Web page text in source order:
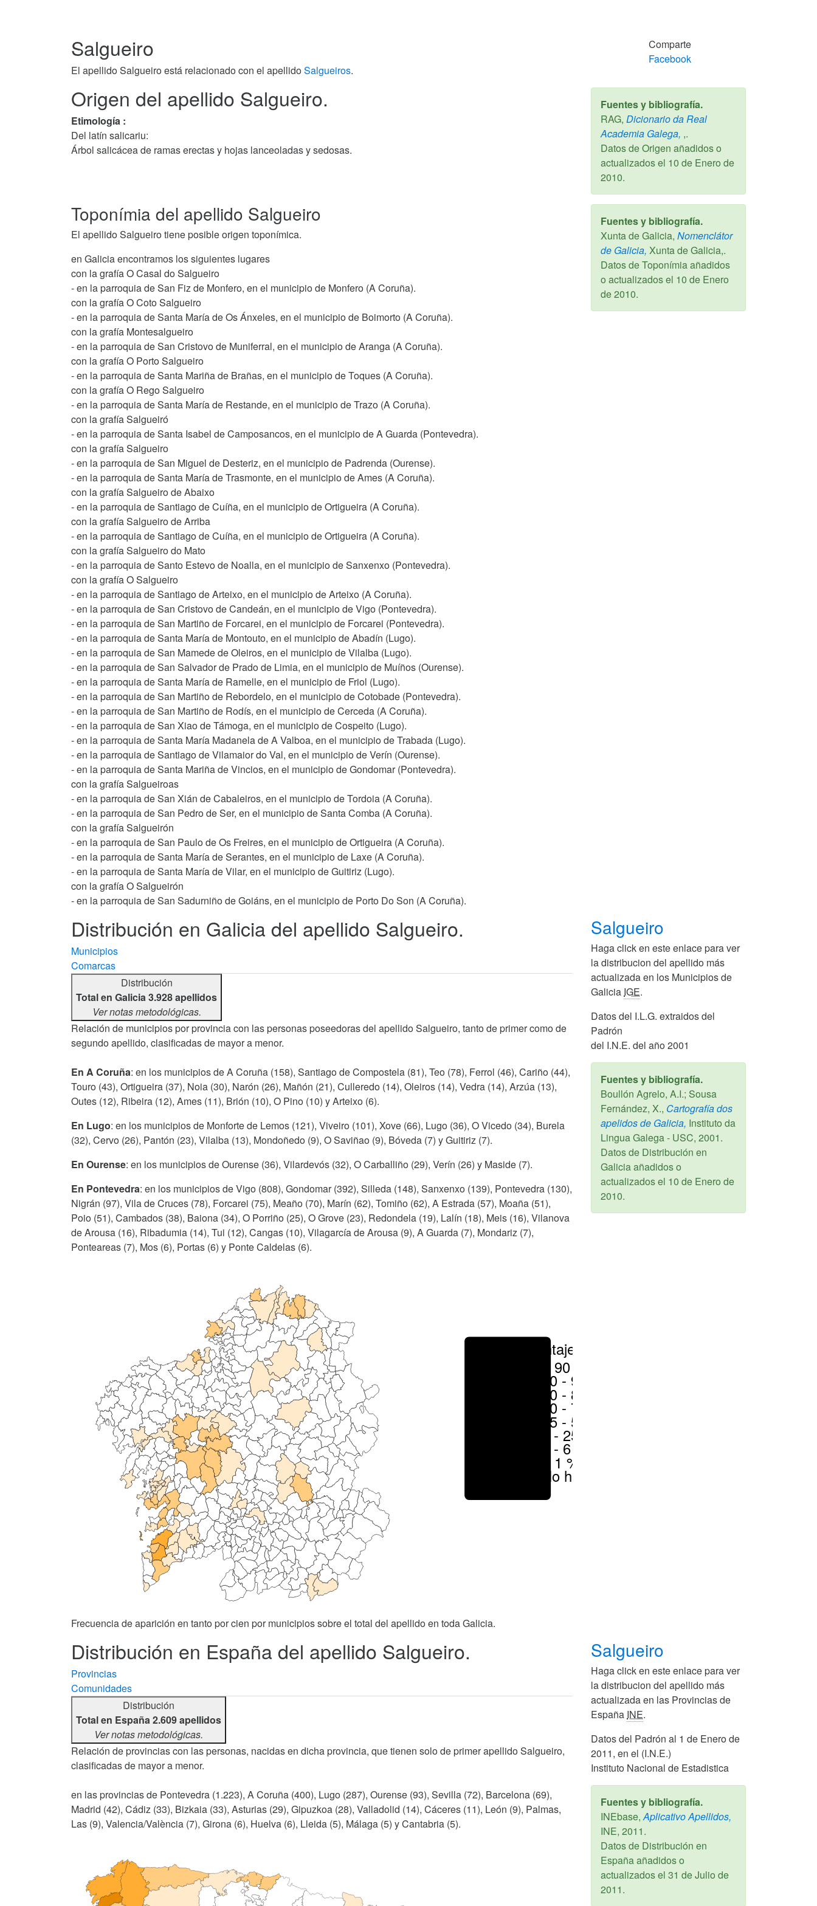
Salgueiro
El apellido Salgueiro está relacionado con el apellidoSalgueiros.
Comparte
Facebook
Origen del apellido Salgueiro.
Etimología :
Del latín salicariu:
Árbol salicácea de ramas erectas y hojas lanceoladas y sedosas.
Fuentes y bibliografía.
RAG, Dicionario da Real
Academia Galega, ,.
Datos de Origen añadidos o
actualizados el 10 de Enero de
2010.
Toponímia del apellido Salgueiro
El apellido Salgueiro tiene posible origen toponímica.
en Galicia encontramos los siguientes lugares
con la grafía O Casal do Salgueiro
- en la parroquia de San Fiz de Monfero, en el municipio de Monfero (A Coruña).
con la grafía O Coto Salgueiro
- en la parroquia de Santa María de Os Ánxeles, en el municipio de Boimorto (A Coruña).
con la grafía Montesalgueiro
- en la parroquia de San Cristovo de Muniferral, en el municipio de Aranga (A Coruña).
con la grafía O Porto Salgueiro
- en la parroquia de Santa Mariña de Brañas, en el municipio de Toques (A Coruña).
con la grafía O Rego Salgueiro
- en la parroquia de Santa María de Restande, en el municipio de Trazo (A Coruña).
con la grafía Salgueiró
- en la parroquia de Santa Isabel de Camposancos, en el municipio de A Guarda (Pontevedra).
con la grafía Salgueiro
- en la parroquia de San Miguel de Desteriz, en el municipio de Padrenda (Ourense).
- en la parroquia de Santa María de Trasmonte, en el municipio de Ames (A Coruña).
con la grafía Salgueiro de Abaixo
- en la parroquia de Santiago de Cuíña, en el municipio de Ortigueira (A Coruña).
con la grafía Salgueiro de Arriba
- en la parroquia de Santiago de Cuíña, en el municipio de Ortigueira (A Coruña).
con la grafía Salgueiro do Mato
- en la parroquia de Santo Estevo de Noalla, en el municipio de Sanxenxo (Pontevedra).
con la grafía O Salgueiro
- en la parroquia de Santiago de Arteixo, en el municipio de Arteixo (A Coruña).
- en la parroquia de San Cristovo de Candeán, en el municipio de Vigo (Pontevedra).
- en la parroquia de San Martiño de Forcarei, en el municipio de Forcarei (Pontevedra).
- en la parroquia de Santa María de Montouto, en el municipio de Abadín (Lugo).
- en la parroquia de San Mamede de Oleiros, en el municipio de Vilalba (Lugo).
- en la parroquia de San Salvador de Prado de Limia, en el municipio de Muíños (Ourense).
- en la parroquia de Santa María de Ramelle, en el municipio de Friol (Lugo).
- en la parroquia de San Martiño de Rebordelo, en el municipio de Cotobade (Pontevedra).
- en la parroquia de San Martiño de Rodís, en el municipio de Cerceda (A Coruña).
- en la parroquia de San Xiao de Támoga, en el municipio de Cospeito (Lugo).
- en la parroquia de Santa María Madanela de A Valboa, en el municipio de Trabada (Lugo).
- en la parroquia de Santiago de Vilamaior do Val, en el municipio de Verín (Ourense).
- en la parroquia de Santa Mariña de Vincios, en el municipio de Gondomar (Pontevedra).
con la grafía Salgueiroas
- en la parroquia de San Xián de Cabaleiros, en el municipio de Tordoia (A Coruña).
- en la parroquia de San Pedro de Ser, en el municipio de Santa Comba (A Coruña).
con la grafía Salgueirón
- en la parroquia de San Paulo de Os Freires, en el municipio de Ortigueira (A Coruña).
- en la parroquia de Santa María de Serantes, en el municipio de Laxe (A Coruña).
- en la parroquia de Santa María de Vilar, en el municipio de Guitiriz (Lugo).
con la grafía O Salgueirón
- en la parroquia de San Sadurniño de Goiáns, en el municipio de Porto Do Son (A Coruña).
Fuentes y bibliografía.
Xunta de Galicia, Nomenclátor
de Galicia, Xunta de Galicia,.
Datos de Toponímia añadidos
o actualizados el 10 de Enero
de 2010.
Distribución en Galicia del apellido Salgueiro.
Municipios
Comarcas
Distribución
Total en Galicia 3.928 apellidos
Ver notas metodológicas.
Relación de municipios por provincia con las personas poseedoras del apellido Salgueiro, tanto de primer como de
segundo apellido, clasificadas de mayor a menor.
En A Coruña: en los municipios de A Coruña (158), Santiago de Compostela (81), Teo (78), Ferrol (46), Cariño (44),
Touro (43), Ortigueira (37), Noia (30), Narón (26), Mañón (21), Culleredo (14), Oleiros (14), Vedra (14), Arzúa (13),
Outes (12), Ribeira (12), Ames (11), Brión (10), O Pino (10) y Arteixo (6).
En Lugo: en los municipios de Monforte de Lemos (121), Viveiro (101), Xove (66), Lugo (36), O Vicedo (34), Burela
(32), Cervo (26), Pantón (23), Vilalba (13), Mondoñedo (9), O Saviñao (9), Bóveda (7) y Guitiriz (7).
En Ourense: en los municipios de Ourense (36), Vilardevós (32), O Carballiño (29), Verín (26) y Maside (7).
En Pontevedra: en los municipios de Vigo (808), Gondomar (392), Silleda (148), Sanxenxo (139), Pontevedra (130),
Nigrán (97), Vila de Cruces (78), Forcarei (75), Meaño (70), Marín (62), Tomiño (62), A Estrada (57), Moaña (51),
Poio (51), Cambados (38), Baiona (34), O Porriño (25), O Grove (23), Redondela (19), Lalín (18), Meis (16), Vilanova
de Arousa (16), Ribadumia (14), Tui (12), Cangas (10), Vilagarcía de Arousa (9), A Guarda (7), Mondariz (7),
Ponteareas (7), Mos (6), Portas (6) y Ponte Caldelas (6).
Porcentajes
> 90 %
80 - 90 %
70 - 80 %
50 - 70 %
25 - 50 %
6 - 25 %
1 - 6 %
< 1 %
No hay
Frecuencia de aparición en tanto por cien por municipios sobre el total del apellido en toda Galicia.
Salgueiro
Haga click en este enlace para ver
la distribucion del apellido más
actualizada en los Municipios de
Galicia IGE.
Datos del I.L.G. extraidos del
Padrón
del I.N.E. del año 2001
Fuentes y bibliografía.
Boullón Agrelo, A.I.; Sousa
Fernández, X., Cartografía dos
apelidos de Galicia, Instituto da
Lingua Galega - USC, 2001.
Datos de Distribución en
Galicia añadidos o
actualizados el 10 de Enero de
2010.
Distribución en España del apellido Salgueiro.
Provincias
Comunidades
Distribución
Total en España 2.609 apellidos
Ver notas metodológicas.
Relación de provincias con las personas, nacidas en dicha provincia, que tienen solo de primer apellido Salgueiro,
clasificadas de mayor a menor.
en las provincias de Pontevedra (1.223), A Coruña (400), Lugo (287), Ourense (93), Sevilla (72), Barcelona (69),
Madrid (42), Cádiz (33), Bizkaia (33), Asturias (29), Gipuzkoa (28), Valladolid (14), Cáceres (11), León (9), Palmas,
Las (9), Valencia/València (7), Girona (6), Huelva (6), Lleida (5), Málaga (5) y Cantabria (5).
Salgueiro
Haga click en este enlace para ver
la distribucion del apellido más
actualizada en las Provincias de
España INE.
Datos del Padrón al 1 de Enero de
2011, en el (I.N.E.)
Instituto Nacional de Estadistica
Fuentes y bibliografía.
INEbase,Aplicativo Apellidos,
INE, 2011.
Datos de Distribución en
España añadidos o
actualizados el 31 de Julio de
2011.